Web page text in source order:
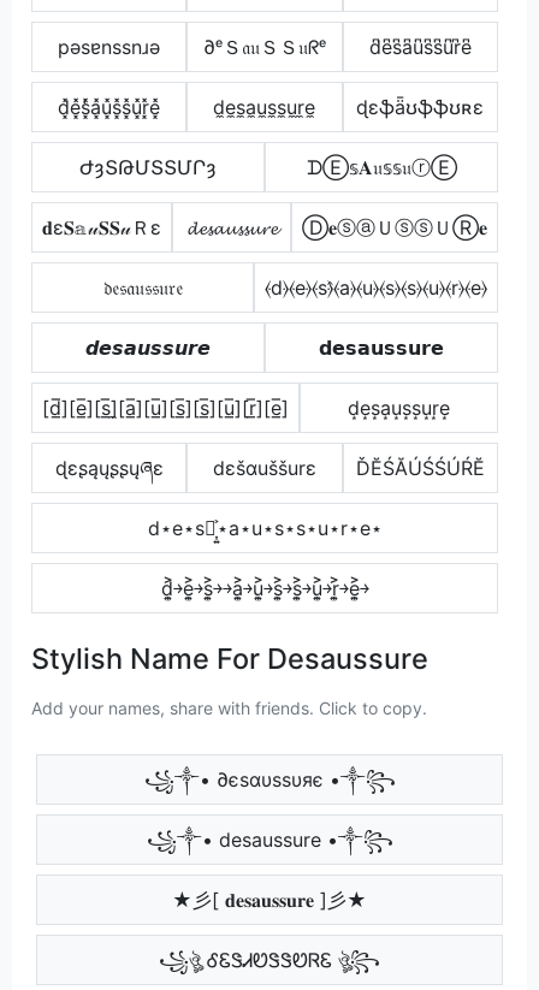
pǝsɐnssnɹǝ ∂ᵉＳ𝔞𝔲ＳＳ𝔲ᖇᵉ d͆e͆s͆a͆u͆s͆s͆u͆r͆e͆
d͓̽e͓̽s͓̽̾a͓̽u͓̽s͓̽s͓̽u͓̽r͓̽e͓̽ d̼e̼s̼a̼u̼s̼s̼u̼r̼e̼ ɖɛֆǟʊֆֆʊʀɛ
ԺȝՏԹՄՏՏՄՐȝ ᗪⒺ𝕤𝐀𝔲𝕤𝕤𝔲ⓡⒺ
𝐝ε𝐒𝕒𝓊𝐒𝐒𝓊Ｒε 𝓭𝓮𝓼𝓪𝓾𝓼𝓼𝓾𝓻𝓮 Ⓓ𝐞ⓢⓐＵⓢⓢＵⓇ𝐞
𝔡𝔢𝔰𝔞𝔲𝔰𝔰𝔲𝔯𝔢 ⦑d⦒⦑e⦒⦑s⦒̂⦑a⦒⦑u⦒⦑s⦒⦑s⦒⦑u⦒⦑r⦒⦑e⦒
𝙙𝙚𝙨𝙖𝙪𝙨𝙨𝙪𝙧𝙚 𝗱𝗲𝘀𝗮𝘂𝘀𝘀𝘂𝗿𝗲
[d̲̅][e̲̅][s̲̅]̼[a̲̅][u̲̅][s̲̅][s̲̅][u̲̅][r̲̅][e̲̅] d͙e͙s͙a͙u͙s͙s͙u͙r͙e͙
ɖɛʂąųʂʂųཞɛ dεšαuššurε ĎĔŚĂÚŚŚÚŔĔ
d⋆e⋆s⋆͎͍͐⋆a⋆u⋆s⋆s⋆u⋆r⋆e⋆
d͎͍͐￫e͎͍͐￫s͎͍͐￫￫a͎͍͐￫u͎͍͐￫s͎͍͐￫s͎͍͐￫u͎͍͐￫r͎͍͐￫e͎͍͐￫
Stylish Name For Desaussure
Add your names, share with friends. Click to copy.
꧁༒• ∂єѕαυѕѕυяє •༒꧂
꧁༒• desaussure •༒꧂
★彡[ 𝐝𝐞𝐬𝐚𝐮𝐬𝐬𝐮𝐫𝐞 ]彡★
꧁ঔৣ ᎴᏋᏕᏗᏬᏕᏕᏬᏒᏋ ঔৣ꧂